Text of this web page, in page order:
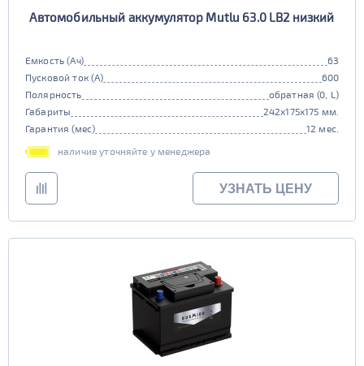
Автомобильный аккумулятор Mutlu 63.0 LB2 низкий
Емкость (Ач)
63
Пусковой ток (А)
600
Полярность
обратная (0, L)
Габариты
242x175x175 мм.
Гарантия (мес)
12 мес.
наличие уточняйте у менеджера
УЗНАТЬ ЦЕНУ